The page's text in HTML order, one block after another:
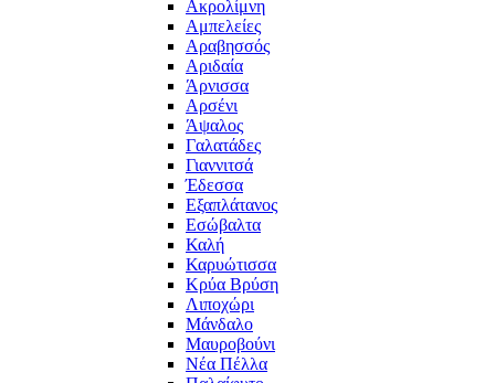
Ακρολίμνη
Αμπελείες
Αραβησσός
Αριδαία
Άρνισσα
Αρσένι
Άψαλος
Γαλατάδες
Γιαννιτσά
Έδεσσα
Εξαπλάτανος
Εσώβαλτα
Καλή
Καρυώτισσα
Κρύα Βρύση
Λιποχώρι
Μάνδαλο
Μαυροβούνι
Νέα Πέλλα